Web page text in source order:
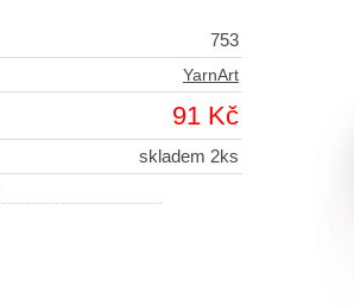
753
YarnArt
91 Kč
skladem 2ks